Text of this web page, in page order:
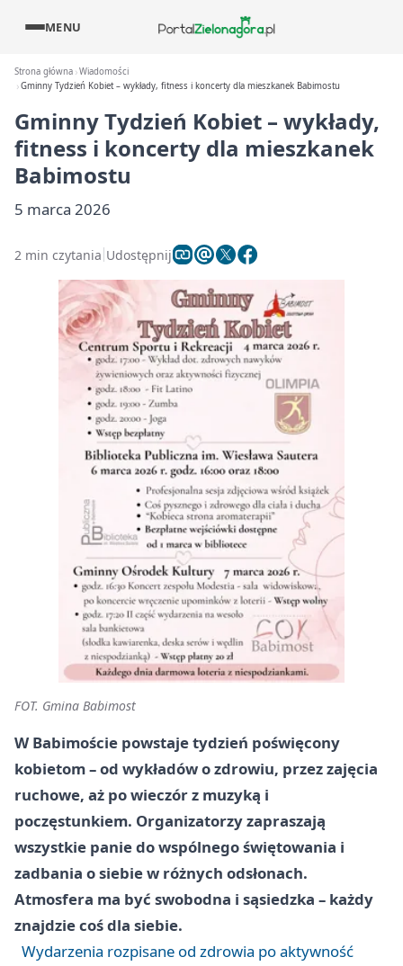
MENU
Strona główna Wiadomości
Gminny Tydzień Kobiet – wykłady, fitness i koncerty dla mieszkanek Babimostu
Gminny Tydzień Kobiet – wykłady,
fitness i koncerty dla mieszkanek
Babimostu
5 marca 2026
2 min czytania Udostępnij
FOT. Gmina Babimost
W Babimoście powstaje tydzień poświęcony
kobietom – od wykładów o zdrowiu, przez zajęcia
ruchowe, aż po wieczór z muzyką i
poczęstunkiem. Organizatorzy zapraszają
wszystkie panie do wspólnego świętowania i
zadbania o siebie w różnych odsłonach.
Atmosfera ma być swobodna i sąsiedzka – każdy
znajdzie coś dla siebie.
Wydarzenia rozpisane od zdrowia po aktywność